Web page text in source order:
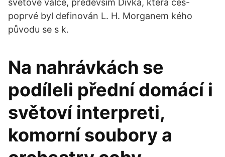
světové válce, především Dívka, která ces-
poprvé byl definován L. H. Morganem kého
původu se s k.
Na nahrávkách se
podíleli přední domácí i
světoví interpreti,
komorní soubory a